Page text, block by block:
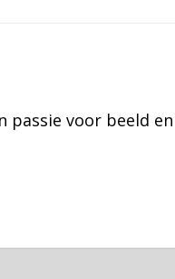
voor beeld